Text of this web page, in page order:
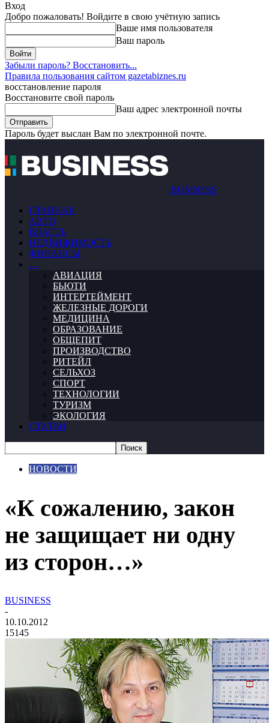
Вход
Добро пожаловать! Войдите в свою учётную запись
Ваше имя пользователя
Ваш пароль
Забыли пароль? Восстановить...
Правила пользования сайтом gazetabiznes.ru
восстановление пароля
Восстановите свой пароль
Ваш адрес электронной почты
Пароль будет выслан Вам по электронной почте.
BUSINESS
ГЛАВНАЯ
АВТО
ВЛАСТЬ
НЕДВИЖИМОСТЬ
ФИНАНСЫ
…
АВИАЦИЯ
БЬЮТИ
ИНТЕРТЕЙМЕНТ
ЖЕЛЕЗНЫЕ ДОРОГИ
МЕДИЦИНА
ОБРАЗОВАНИЕ
ОБЩЕПИТ
ПРОИЗВОДСТВО
РИТЕЙЛ
СЕЛЬХОЗ
СПОРТ
ТЕХНОЛОГИИ
ТУРИЗМ
ЭКОЛОГИЯ
СТАТЬИ
НОВОСТИ
«К сожалению, закон
не защищает ни одну
из сторон…»
BUSINESS
-
10.10.2012
15145